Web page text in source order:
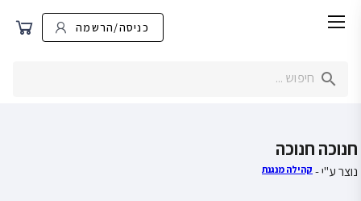
כניסה/הרשמה
חנוכה חנוכה
נוצר ע"י - קהילה מנגנת